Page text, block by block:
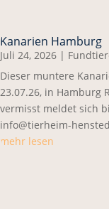
Kanarien Hamburg
Juli 24, 2026 |
Dieser muntere
23.07.26, in Hamburg
vermisst meldet sich
info@tierheim-
mehr lesen